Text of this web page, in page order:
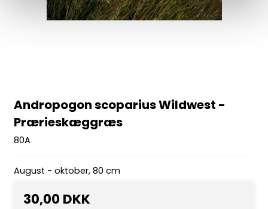
Andropogon scoparius Wildwest -
Prærieskæggræs
80A
August - oktober, 80 cm
30,00 DKK